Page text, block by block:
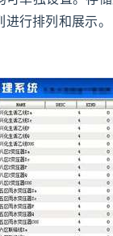
行排列和展示。